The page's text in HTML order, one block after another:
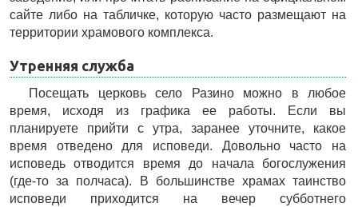
сайте либо на табличке, которую часто размещают на
территории храмового комплекса.
Утренняя служба
Посещать церковь село Разино можно в любое
время, исходя из графика ее работы. Если вы
планируете прийти с утра, заранее уточните, какое
время отведено для исповеди. Довольно часто на
исповедь отводится время до начала богослужения
(где-то за полчаса). В большинстве храмах таинство
исповеди приходится на вечер субботнего